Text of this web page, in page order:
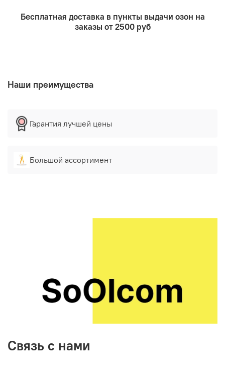
Бесплатная доставка в пункты выдачи озон на
заказы от 2500 руб
Наши преимущества
Гарантия лучшей цены
Большой ассортимент
Связь с нами